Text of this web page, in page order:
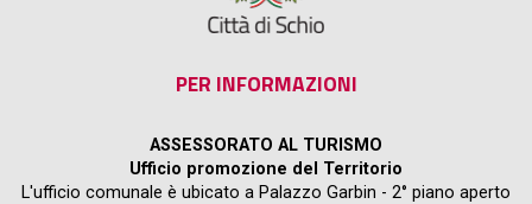
PER INFORMAZIONI
ASSESSORATO AL TURISMO
Ufficio promozione del Territorio
L'ufficio comunale è ubicato a Palazzo Garbin - 2° piano aperto